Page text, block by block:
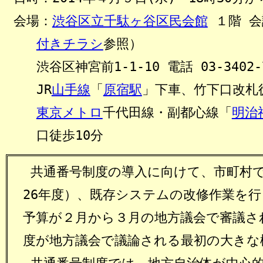
会場： 渋谷区立千駄ヶ谷区民会館 １階 会
付きチラシ参照）
渋谷区神宮前1-1-10 電話 03-
JR山手線 「 原宿駅 」下車、竹下口改
東京メトロ 千代田線・副都心線「 明治
口徒歩10分
共通番号制度の導入に向けて、市町村
26年度）、既存システムの改修作業を
予算が２月から３月の地方議会で審議
度が地方議会で議論される最初の大き